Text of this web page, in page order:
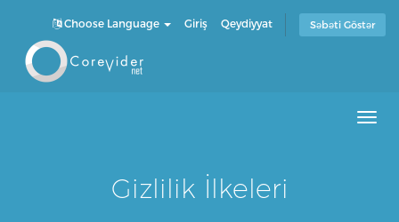
Choose Language Giriş Qeydiyyat Səbəti Göstər
Gizlilik İlkeleri